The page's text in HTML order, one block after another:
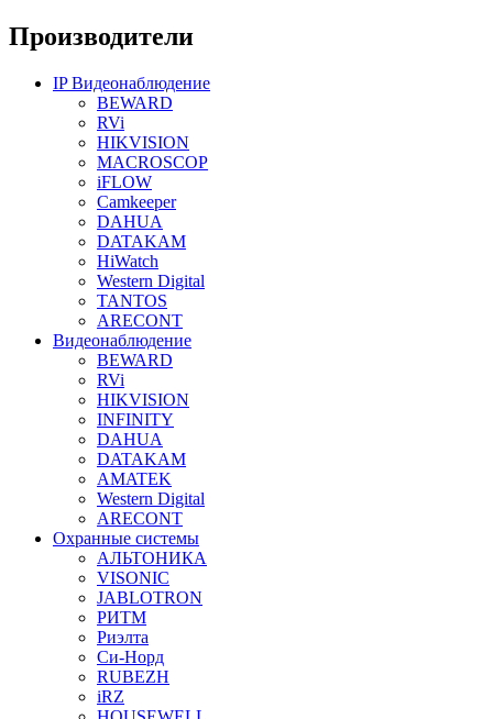
Производители
IP Видеонаблюдение
BEWARD
RVi
HIKVISION
MACROSCOP
iFLOW
Camkeeper
DAHUA
DATAKAM
HiWatch
Western Digital
TANTOS
ARECONT
Видеонаблюдение
BEWARD
RVi
HIKVISION
INFINITY
DAHUA
DATAKAM
AMATEK
Western Digital
ARECONT
Охранные системы
АЛЬТОНИКА
VISONIC
JABLOTRON
РИТМ
Риэлта
Си-Норд
RUBEZH
iRZ